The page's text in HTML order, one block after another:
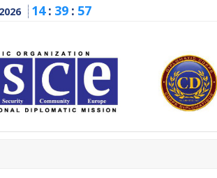
14 : 39 : 58